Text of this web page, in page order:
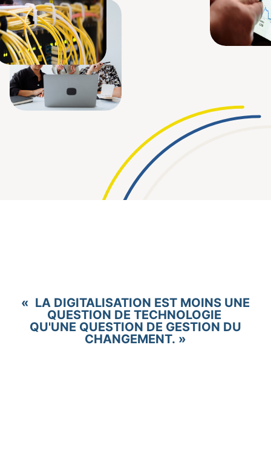
« LA DIGITALISATION EST MOINS UNE
QUESTION DE TECHNOLOGIE
QU'UNE QUESTION DE GESTION DU
CHANGEMENT. »